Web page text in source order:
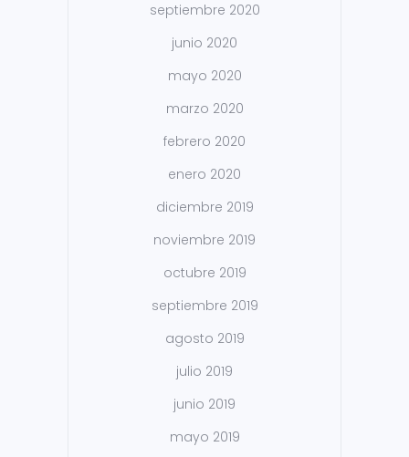
septiembre 2020
junio 2020
mayo 2020
marzo 2020
febrero 2020
enero 2020
diciembre 2019
noviembre 2019
octubre 2019
septiembre 2019
agosto 2019
julio 2019
junio 2019
mayo 2019